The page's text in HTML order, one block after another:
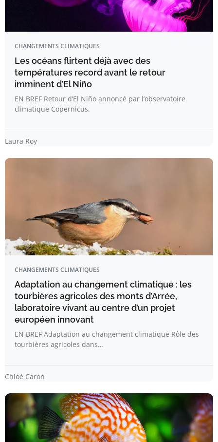
CHANGEMENTS CLIMATIQUES
Les océans flirtent déjà avec des
températures record avant le retour
imminent d’El Niño
EN BREF Retour d’El Niño annoncé par l’observatoire
climatique Copernicus.
Laura Roy
CHANGEMENTS CLIMATIQUES
Adaptation au changement climatique : les
tourbières agricoles des monts d’Arrée,
laboratoire vivant au centre d’un projet
européen innovant
EN BREF Adaptation au changement climatique Rôle des
tourbières agricoles dans…
Chloé Caron